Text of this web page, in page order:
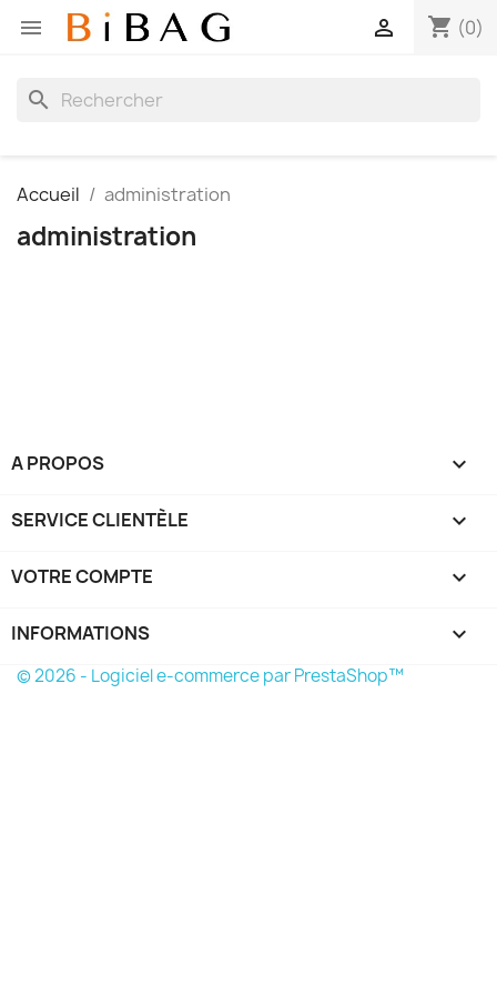
 shopping_cart (0)

search
Accueil administration
administration
A PROPOS 
SERVICE CLIENTÈLE 
VOTRE COMPTE 
INFORMATIONS keyboard_arrow_down
© 2026 - Logiciel e-commerce par PrestaShop™